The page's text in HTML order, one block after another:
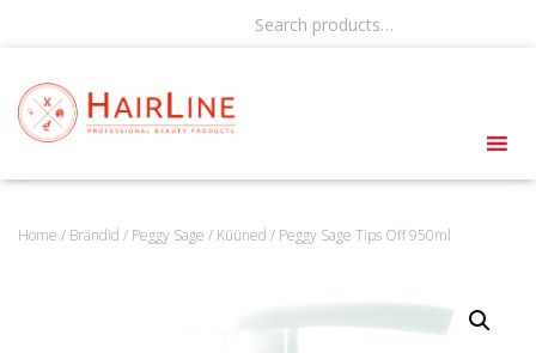
Search products…
Home / Brändid / Peggy Sage / Küüned / Peggy Sage Tips Off 950ml